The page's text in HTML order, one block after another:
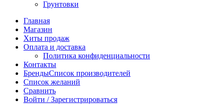
Грунтовки
Главная
Магазин
Хиты продаж
Оплата и доставка
Политика конфиденциальности
Контакты
БрендыСписок производителей
Список желаний
Сравнить
Войти / Зарегистрироваться